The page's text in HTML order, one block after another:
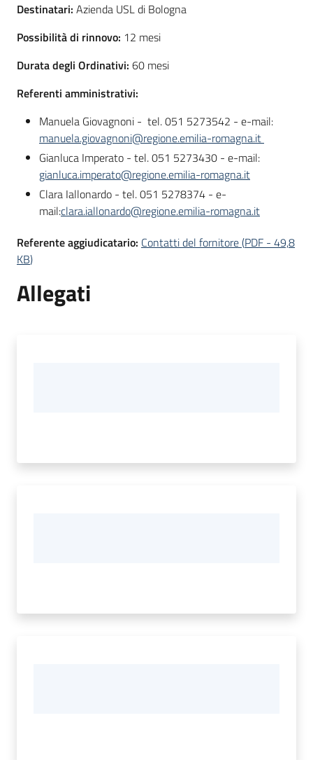
Destinatari: Azienda USL di Bologna
Possibilità di rinnovo: 12 mesi
Durata degli Ordinativi: 60 mesi
Referenti amministrativi:
Manuela Giovagnoni - tel. 051 5273542 - e-mail:
manuela.giovagnoni@regione.emilia-romagna.it
Gianluca Imperato - tel. 051 5273430 - e-mail:
gianluca.imperato@regione.emilia-romagna.it
Clara Iallonardo - tel. 051 5278374 - e-
mail:clara.iallonardo@regione.emilia-romagna.it
Referente aggiudicatario: Contatti del fornitore(PDF - 49,8
KB)
Allegati